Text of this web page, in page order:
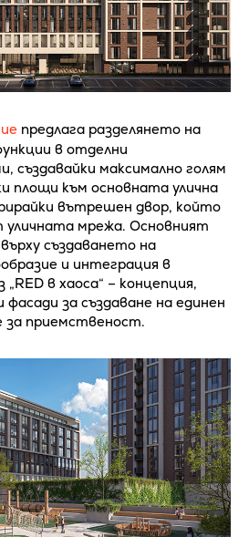
предлага разделянето на
в отделни
създавайки максимално голям
площи към основната улична
вътрешен двор, който
уличната мрежа. Основният
създаването на
и интеграция в
в хаоса“ – концепция,
за създаване на единен
за приемственост.